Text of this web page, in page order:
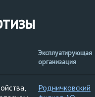
Эксплуатирующая
организация
Родничковский